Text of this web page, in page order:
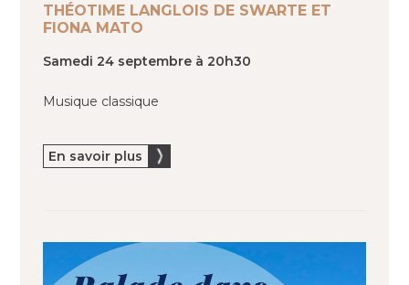
THÉOTIME LANGLOIS DE SWARTE ET
FIONA MATO
Samedi 24 septembre à 20h30
Musique classique
En savoir plus